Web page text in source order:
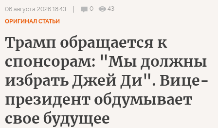
06 августа 2026 18:43 0
43
ОРИГИНАЛ СТАТЬИ
Трамп обращается к
спонсорам: "Мы должны
избрать Джей Ди". Вице-
президент обдумывает
свое будущее